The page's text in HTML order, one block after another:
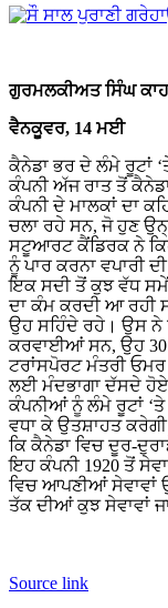
ਗੁਰਮਲਕੀਅਤ ਸਿੰਘ
ਵੈਨਕੂਵਰ, 14 ਮਈ
ਕੈਨੇਡਾ ਭਰ ਦੇ ਲੰਮੇ ਰੂਟਾਂ
ਕੰਪਨੀ ਅੱਜ ਰਾਤ ਤੋਂ
ਕੰਪਨੀ ਦੇ ਮਾਲਕਾਂ ਦਾ
ਚਲਾ ਰਹੇ ਸਨ, ਜੋ ਹੁਣ
ਸਟੂਆਰਟ ਕੈਂਡਿਰਕ ਨੇ
ਨੂੰ ਪਾਰ ਕਰਨਾ ਵਪਾਰੀ
ਇਕ ਸਦੀ ਤੋਂ ਕੁਝ ਵੱਧ ਸਮੇਂ
ਦਾ ਕੰਮ ਕਰਦੀ ਆ ਰਹੀ
ਉਹ ਸਹਿੰਦੇ ਰਹੇ। ਉਸ ਨੇ
ਕਰਵਾਈਆਂ ਸਨ, ਉਹ 30
ਟਰਾਂਸਪੋਰਟ ਮੰਤਰੀ
ਲਈ ਮੰਦਭਾਗਾ ਦੱਸਦੇ ਹੋਏ
ਕੰਪਨੀਆਂ ਨੂੰ ਲੰਮੇ ਰੂਟਾਂ
ਵਧਾ ਕੇ ਉਤਸ਼ਾਹਤ
ਕਿ ਕੈਨੇਡਾ ਵਿਚ ਦੂਰ-
ਇਹ ਕੰਪਨੀ 1920 ਤੋਂ
ਵਿਚ ਆਪਣੀਆਂ ਸੇਵਾਵਾਂ
ਤੱਕ ਦੀਆਂ ਕੁਝ ਸੇਵਾਵਾਂ
Source link